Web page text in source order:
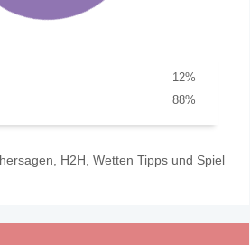
%
12
%
88
H2H, Wetten Tipps und Spiel